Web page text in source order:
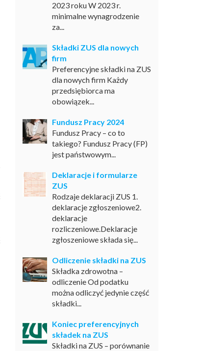
2023 roku W 2023 r.
minimalne wynagrodzenie
za...
Składki ZUS dla nowych
firm
Preferencyjne składki na ZUS
dla nowych firm Każdy
przedsiębiorca ma
obowiązek...
Fundusz Pracy 2024
Fundusz Pracy – co to
takiego? Fundusz Pracy (FP)
jest państwowym...
Deklaracje i formularze
ZUS
Rodzaje deklaracji ZUS 1.
deklaracje zgłoszeniowe2.
deklaracje
rozliczeniowe.Deklaracje
zgłoszeniowe składa się...
Odliczenie składki na ZUS
Składka zdrowotna –
odliczenie Od podatku
można odliczyć jedynie część
składki...
Koniec preferencyjnych
składek na ZUS
Składki na ZUS – porównanie